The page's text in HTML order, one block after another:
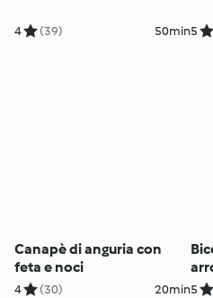
4 (39) 50min5
Canapè di anguria con
feta e noci
4 (30) 20min5